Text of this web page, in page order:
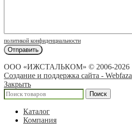
политикой конфиденциальности
ООО «ИЖСТАЛЬКОМ» © 2006-2026
Создание и поддержка сайта - Webfaza
Закрыть
Поиск
Каталог
Компания